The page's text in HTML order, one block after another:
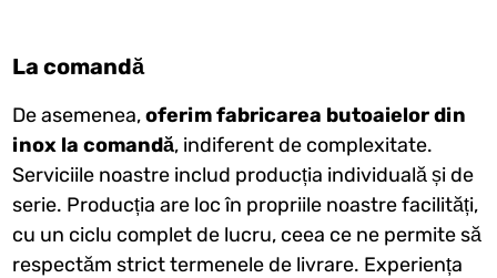
La comandă
De asemenea,oferim fabricarea butoaielor din
inox la comandă, indiferent de complexitate.
Serviciile noastre includ producția individuală și de
serie. Producția are loc în propriile noastre facilități,
cu un ciclu complet de lucru, ceea ce ne permite să
respectăm strict termenele de livrare. Experiența